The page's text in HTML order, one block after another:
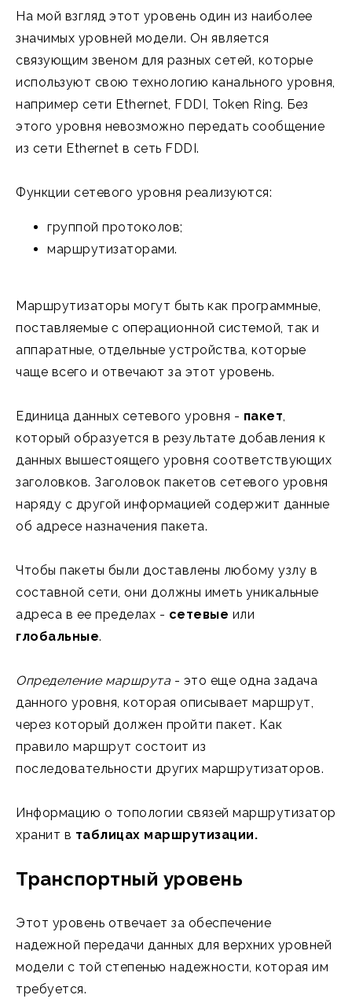
На мой взгляд этот уровень один из наиболее
значимых уровней модели. Он является
связующим звеном для разных сетей, которые
используют свою технологию канального уровня,
например сети Ethernet, FDDI, Token Ring. Без
этого уровня невозможно передать сообщение
из сети Ethernet в сеть FDDI.
Функции сетевого уровня реализуются:
группой протоколов;
маршрутизаторами.
Маршрутизаторы могут быть как программные,
поставляемые с операционной системой, так и
аппаратные, отдельные устройства, которые
чаще всего и отвечают за этот уровень.
Единица данных сетевого уровня - пакет,
который образуется в результате добавления к
данных вышестоящего уровня соответствующих
заголовков. Заголовок пакетов сетевого уровня
наряду с другой информацией содержит данные
об адресе назначения пакета.
Чтобы пакеты были доставлены любому узлу в
составной сети, они должны иметь уникальные
адреса в ее пределах - сетевые или
глобальные.
Определение маршрута - это еще одна задача
данного уровня, которая описывает маршрут,
через который должен пройти пакет. Как
правило маршрут состоит из
последовательности других маршрутизаторов.
Информацию о топологии связей маршрутизатор
хранит в таблицах маршрутизации.
Транспортный уровень
Этот уровень отвечает за обеспечение
надежной передачи данных для верхних уровней
модели с той степенью надежности, которая им
требуется.